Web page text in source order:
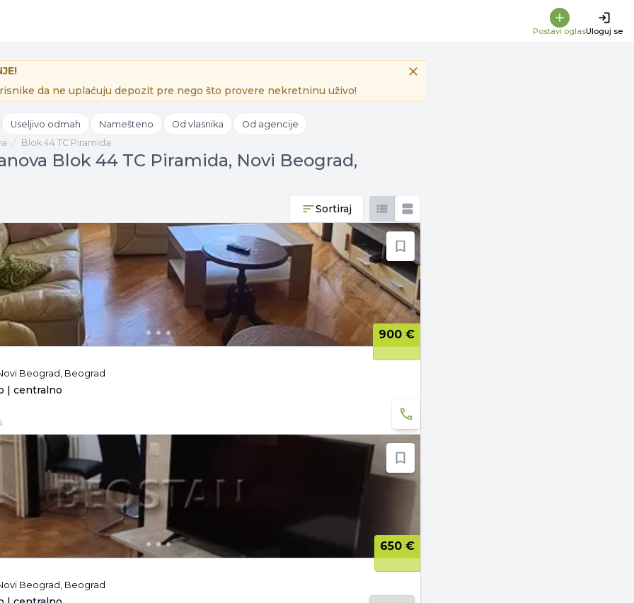
Postavi oglasUloguj se
da ne uplaćuju depozit pre nego što provere nekretninu uživo!
Useljivo odmah Namešteno Od vlasnika
Od agencije
Blok 44 TC Piramida
Blok 44 TC Piramida, Novi Beograd,
Sortiraj
900 €
Beograd, Beograd
| centralno
650 €
Beograd, Beograd